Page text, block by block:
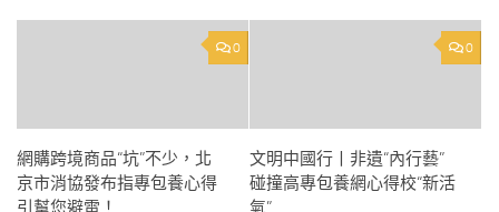
0
網購跨境商品“坑”不少，北
京市消協發布指專包養心得
引幫您避雷！
0
文明中國行丨非遺“內行藝”
碰撞高專包養網心得校“新活
氣”